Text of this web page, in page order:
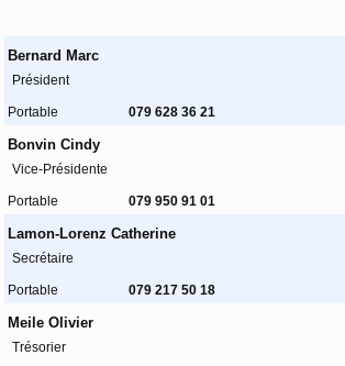
Bernard Marc
Président
Portable 079 628 36 21
Bonvin Cindy
Vice-Présidente
Portable 079 950 91 01
Lamon-Lorenz Catherine
Secrétaire
Portable 079 217 50 18
Meile Olivier
Trésorier